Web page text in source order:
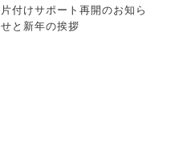
片付けサポート再開のお知ら
せと新年の挨拶